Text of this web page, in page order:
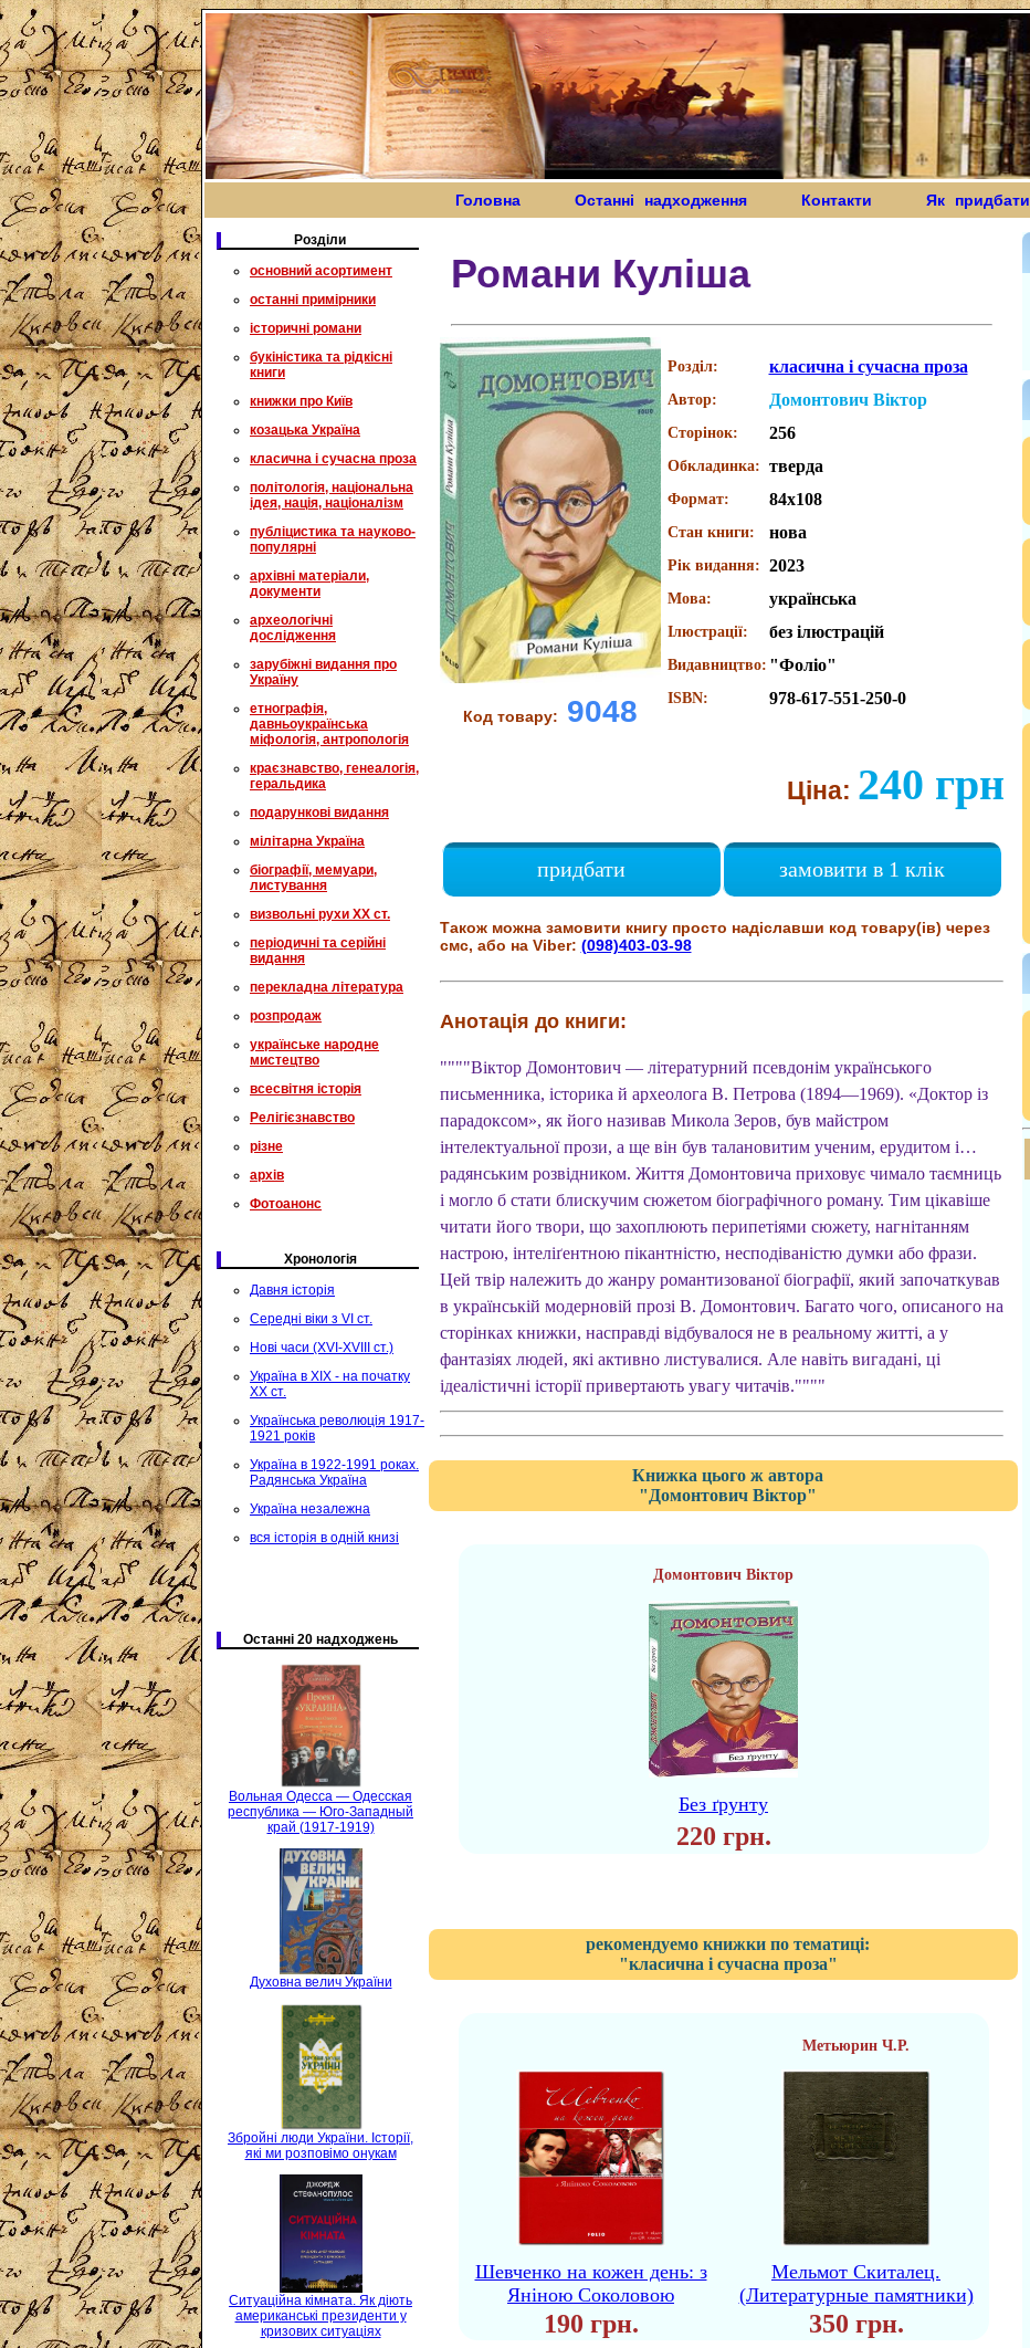
Головна Останні надходження Контакти Як придбати
Розділи
основний асортимент
останні примірники
історичні романи
букіністика та рідкісні
книги
книжки про Київ
козацька Україна
класична і сучасна проза
політологія, національна
ідея, нація, націоналізм
публіцистика та науково-
популярні
архівні матеріали,
документи
археологічні
дослідження
зарубіжні видання про
Україну
етнографія,
давньоукраїнська
міфологія, антропологія
краєзнавство, генеалогія,
геральдика
подарункові видання
мілітарна Україна
біографії, мемуари,
листування
визвольні рухи XX ст.
періодичні та серійні
видання
перекладна література
розпродаж
українське народне
мистецтво
всесвітня історія
Релігієзнавство
різне
архів
Фотоанонс
Хронологія
Давня історія
Середні віки з VI ст.
Нові часи (XVI-XVIII ст.)
Україна в XIX - на початку
XX ст.
Українська революція 1917-
1921 років
Україна в 1922-1991 роках.
Радянська Україна
Україна незалежна
вся історія в одній книзі
Останні 20 надходжень
Вольная Одесса — Одесская
республика — Юго-Западный
край (1917-1919)
Духовна велич України
Збройні люди України. Історії,
які ми розповімо онукам
Ситуаційна кімната. Як діють
американські президенти у
кризових ситуаціях
Романи Куліша
Код товару: 9048
Розділ: класична і сучасна проза
Автор: Домонтович Віктор
Сторінок: 256
Обкладинка: тверда
Формат: 84х108
Стан книги: нова
Рік видання: 2023
Мова: українська
Ілюстрації: без ілюстрацій
Видавництво: "Фоліо"
ISBN: 978-617-551-250-0
Ціна: 240 грн
придбати замовити в 1 клік
Також можна замовити книгу просто надіславши код товару(ів) через
смс, або на Viber: (098)403-03-98
Анотація до книги:
""""Віктор Домонтович — літературний псевдонім українського
письменника, історика й археолога В. Петрова (1894—1969). «Доктор із
парадоксом», як його називав Микола Зеров, був майстром
інтелектуальної прози, а ще він був талановитим ученим, ерудитом і…
радянським розвідником. Життя Домонтовича приховує чимало таємниць
і могло б стати блискучим сюжетом біографічного роману. Тим цікавіше
читати його твори, що захоплюють перипетіями сюжету, нагнітанням
настрою, інтеліґентною пікантністю, несподіваністю думки або фрази.
Цей твір належить до жанру романтизованої біографії, який започаткував
в українській модерновій прозі В. Домонтович. Багато чого, описаного на
сторінках книжки, насправді відбувалося не в реальному житті, а у
фантазіях людей, які активно листувалися. Але навіть вигадані, ці
ідеалістичні історії привертають увагу читачів.""""
Книжка цього ж автора
"Домонтович Віктор"
Домонтович Віктор
Без ґрунту
220 грн.
рекомендуемо книжки по тематиці:
"класична і сучасна проза"
Метьюрин Ч.Р.
Шевченко на кожен день: з
Яніною Соколовою
Мельмот Скиталец.
(Литературные памятники)
190 грн. 350 грн.